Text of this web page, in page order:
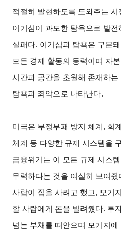
적절히 발현하도록 도와주는
이기심이 과도한 탐욕으로 발전
실패다. 이기심과 탐욕은 구분
모든 경제 활동의 동력이며 자
시간과 공간을 초월해 존재하는
탐욕과 죄악으로 나타난다.
미국은 부정부패 방지 체계, 회
체계 등 다양한 규제 시스템을
금융위기는 이 모든 규제 시스
무력하다는 것을 여실히 보여
사람이 집을 사려고 했고, 모기
할 사람에게 돈을 빌려줬다. 투
넘는 부채를 떠안으며 모기지